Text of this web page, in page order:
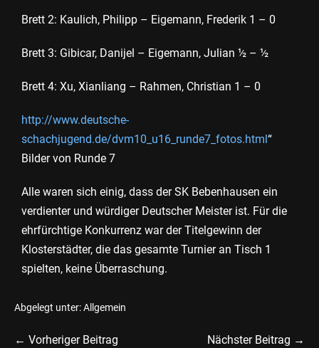
Brett 2: Kaulich, Philipp – Eigemann, Frederik 1 – 0
Brett 3: Gibicar, Danijel – Eigemann, Julian ½ – ½
Brett 4: Xu, Xianliang – Rahmen, Christian 1 – 0
http://www.deutsche-
schachjugend.de/dvm10_u16_runde7_fotos.html “
Bilder von Runde 7
Alle waren sich einig, dass der SK Bebenhausen ein
verdienter und würdiger Deutscher Meister ist. Für die
ehrfürchtige Konkurrenz war der Titelgewinn der
Klosterstädter, die das gesamte Turnier an Tisch 1
spielten, keine Überraschung.
Abgelegt unter:Allgemein
← Vorheriger Beitrag Nächster Beitrag →